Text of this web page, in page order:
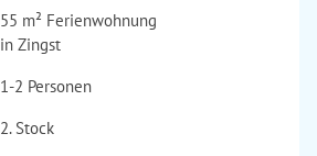
55 m² Ferienwohnung
in Zingst
1-2 Personen
2. Stock